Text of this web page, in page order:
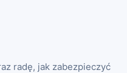
radę, jak zabezpieczyć